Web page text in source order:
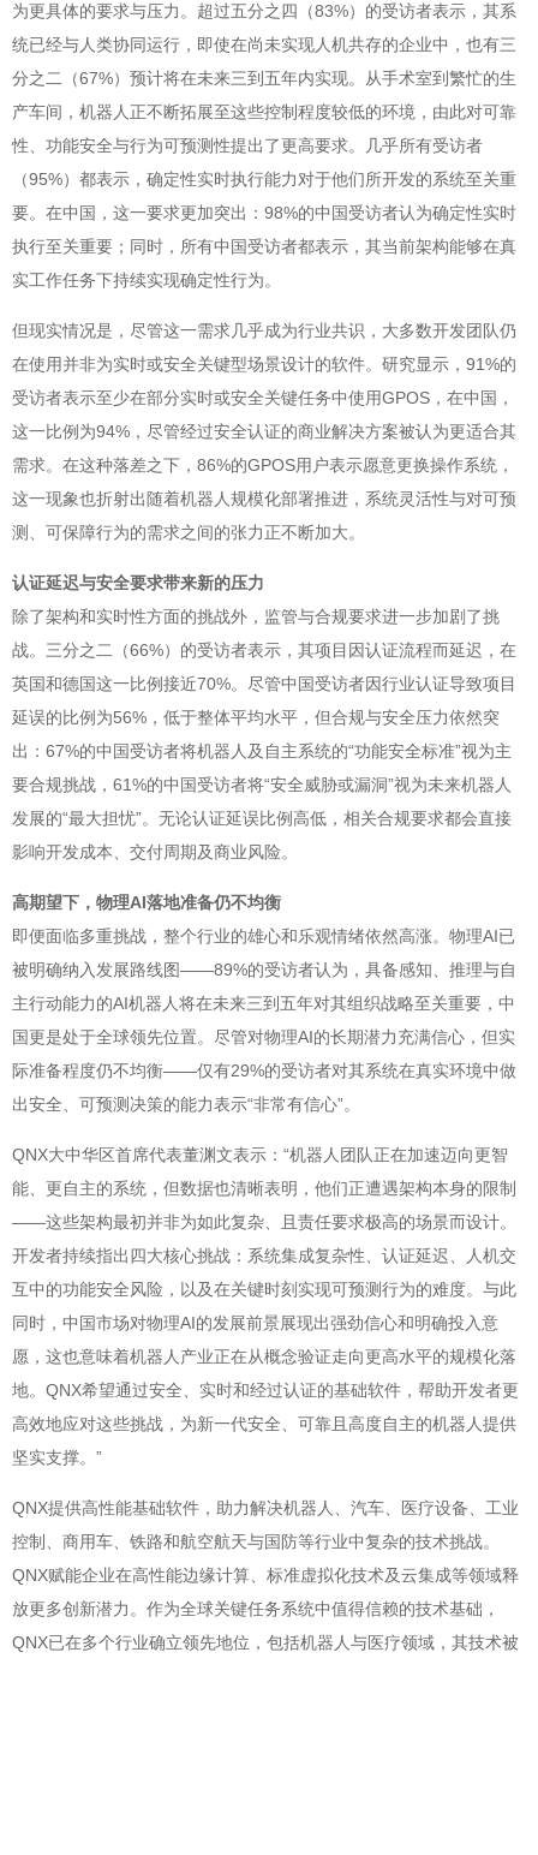
为更具体的要求与压力。超过五分之四（83%）的受访者表示，其系
统已经与人类协同运行，即使在尚未实现人机共存的企业中，也有三
分之二（67%）预计将在未来三到五年内实现。从手术室到繁忙的生
产车间，机器人正不断拓展至这些控制程度较低的环境，由此对可靠
性、功能安全与行为可预测性提出了更高要求。几乎所有受访者
（95%）都表示，确定性实时执行能力对于他们所开发的系统至关重
要。在中国，这一要求更加突出：98%的中国受访者认为确定性实时
执行至关重要；同时，所有中国受访者都表示，其当前架构能够在真
实工作任务下持续实现确定性行为。
但现实情况是，尽管这一需求几乎成为行业共识，大多数开发团队仍
在使用并非为实时或安全关键型场景设计的软件。研究显示，91%的
受访者表示至少在部分实时或安全关键任务中使用GPOS，在中国，
这一比例为94%，尽管经过安全认证的商业解决方案被认为更适合其
需求。在这种落差之下，86%的GPOS用户表示愿意更换操作系统，
这一现象也折射出随着机器人规模化部署推进，系统灵活性与对可预
测、可保障行为的需求之间的张力正不断加大。
认证延迟与安全要求带来新的压力
除了架构和实时性方面的挑战外，监管与合规要求进一步加剧了挑
战。三分之二（66%）的受访者表示，其项目因认证流程而延迟，在
英国和德国这一比例接近70%。尽管中国受访者因行业认证导致项目
延误的比例为56%，低于整体平均水平，但合规与安全压力依然突
出：67%的中国受访者将机器人及自主系统的“功能安全标准”视为主
要合规挑战，61%的中国受访者将“安全威胁或漏洞”视为未来机器人
发展的“最大担忧”。无论认证延误比例高低，相关合规要求都会直接
影响开发成本、交付周期及商业风险。
高期望下，物理AI落地准备仍不均衡
即便面临多重挑战，整个行业的雄心和乐观情绪依然高涨。物理AI已
被明确纳入发展路线图——89%的受访者认为，具备感知、推理与自
主行动能力的AI机器人将在未来三到五年对其组织战略至关重要，中
国更是处于全球领先位置。尽管对物理AI的长期潜力充满信心，但实
际准备程度仍不均衡——仅有29%的受访者对其系统在真实环境中做
出安全、可预测决策的能力表示“非常有信心”。
QNX大中华区首席代表董渊文表示：“机器人团队正在加速迈向更智
能、更自主的系统，但数据也清晰表明，他们正遭遇架构本身的限制
——这些架构最初并非为如此复杂、且责任要求极高的场景而设计。
开发者持续指出四大核心挑战：系统集成复杂性、认证延迟、人机交
互中的功能安全风险，以及在关键时刻实现可预测行为的难度。与此
同时，中国市场对物理AI的发展前景展现出强劲信心和明确投入意
愿，这也意味着机器人产业正在从概念验证走向更高水平的规模化落
地。QNX希望通过安全、实时和经过认证的基础软件，帮助开发者更
高效地应对这些挑战，为新一代安全、可靠且高度自主的机器人提供
坚实支撑。”
QNX提供高性能基础软件，助力解决机器人、汽车、医疗设备、工业
控制、商用车、铁路和航空航天与国防等行业中复杂的技术挑战。
QNX赋能企业在高性能边缘计算、标准虚拟化技术及云集成等领域释
放更多创新潜力。作为全球关键任务系统中值得信赖的技术基础，
QNX已在多个行业确立领先地位，包括机器人与医疗领域，其技术被